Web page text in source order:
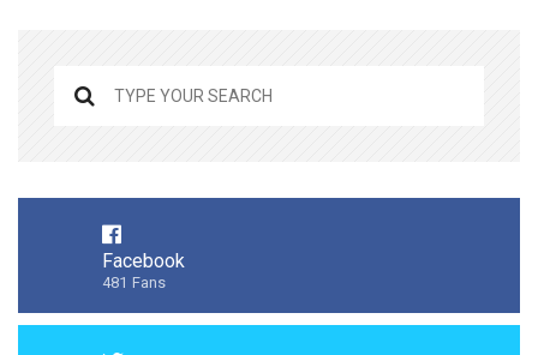
Facebook
481 Fans